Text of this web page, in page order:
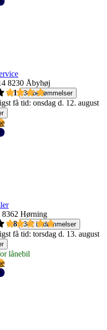
8230 Åbyhøj
4,1
34 bedømmelser
få tid: onsdag d. 12. august
8362 Hørning
4,8
342 bedømmelser
få tid: torsdag d. 13. august
lånebil